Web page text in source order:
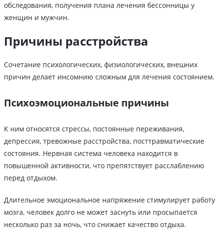
обследования, получения плана лечения бессонницы у
женщин и мужчин.
Причины расстройства
Сочетание психологических, физиологических, внешних
причин делает инсомнию сложным для лечения состоянием.
Психоэмоциональные причины
К ним относятся стрессы, постоянные переживания,
депрессия, тревожные расстройства, посттравматические
состояния. Нервная система человека находится в
повышенной активности, что препятствует расслаблению
перед отдыхом.
Длительное эмоциональное напряжение стимулирует работу
мозга, человек долго не может заснуть или просыпается
несколько раз за ночь, что снижает качество отдыха.